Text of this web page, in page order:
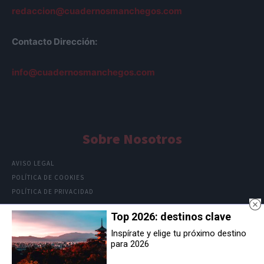
redaccion@cuadernosmanchegos.com
Contacto Dirección:
info@cuadernosmanchegos.com
Sobre Nosotros
AVISO LEGAL
POLÍTICA DE COOKIES
POLÍTICA DE PRIVACIDAD
Top 2026: destinos clave
Inspírate y elige tu próximo destino
para 2026